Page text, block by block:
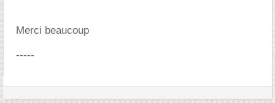
Merci beaucoup
-----